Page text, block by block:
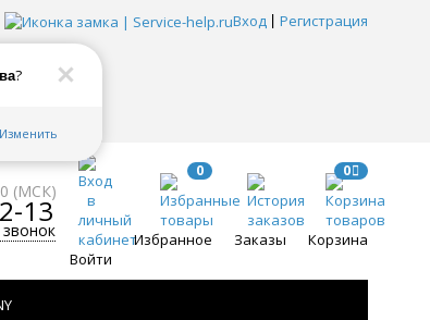
?
Изменить
Вход Регистрация
(МСК)
13
Войти
0
Избранное Заказы
0
Корзина